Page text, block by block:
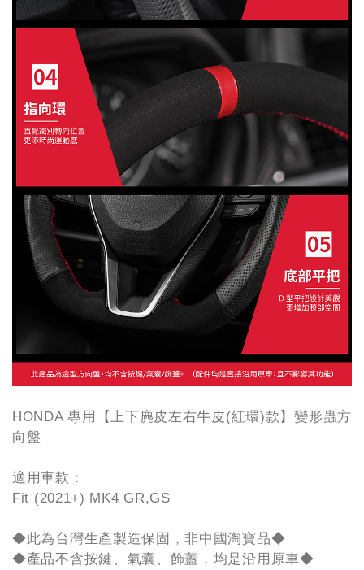
HONDA 專用【上下麂皮左右牛皮(紅環)款】變形蟲方
向盤
適用車款：
Fit (2021+) MK4 GR,GS
◆此為台灣生產製造保固，非中國淘寶品◆
◆產品不含按鍵、氣囊、飾蓋，均是沿用原車◆